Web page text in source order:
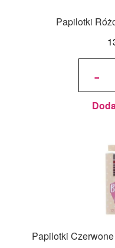
Papilotki
-
ilość
- Decora
- 75 szt.
Papilotki